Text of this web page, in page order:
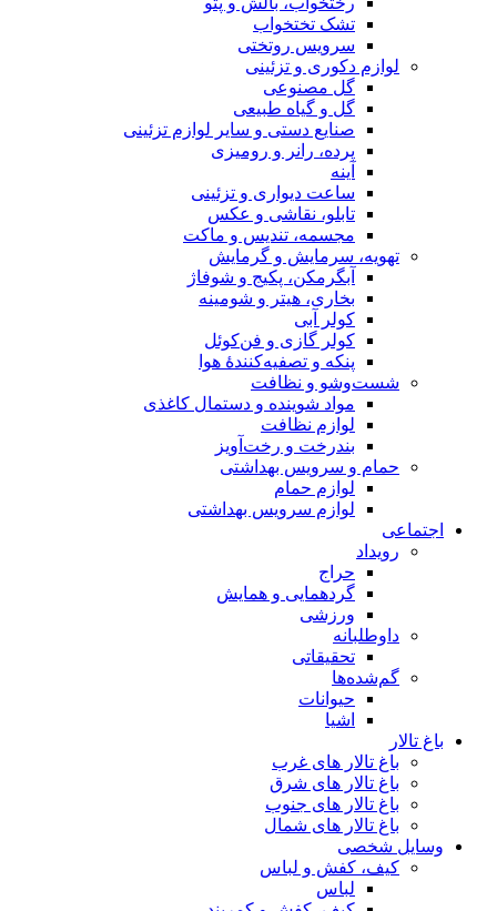
تشک تختخواب
سرویس روتختی
لوازم دکوری و تزئینی
گل مصنوعی
گل و گیاه طبیعی
صنایع دستی و سایر لوازم تزئینی
پرده، رانر و رومیزی
آینه
ساعت دیواری و تزئینی
تابلو، نقاشی و عکس
مجسمه، تندیس و ماکت
تهویه، سرمایش و گرمایش
آبگرمکن، پکیج و شوفاژ
بخاری، هیتر و شومینه
کولر آبی
کولر گازی و فن‌کوئل
پنکه و تصفیه‌کنندهٔ هوا
شست‌وشو و نظافت
مواد شوینده و دستمال کاغذی
لوازم نظافت
بندرخت و رخت‌آویز
حمام و سرویس بهداشتی
لوازم حمام
لوازم سرویس بهداشتی
اجتماعی
رویداد
حراج
گردهمایی و همایش
ورزشی
داوطلبانه
تحقیقاتی
گم‌شده‌ها
حیوانات
اشیا
باغ تالار
باغ تالار های غرب
باغ تالار های شرق
باغ تالار های جنوب
باغ تالار های شمال
وسایل شخصی
کیف، کفش و لباس
لباس